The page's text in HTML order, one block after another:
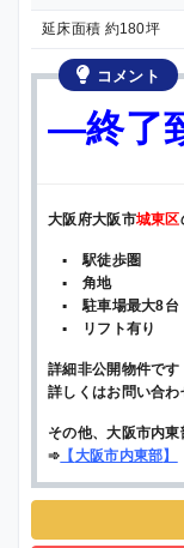
延床面積 約180坪
コメント
—終了
大阪府大阪市城東区
▪ 駅徒歩圏
▪ 角地
▪ 駐車場最大8台
▪ リフト有り
詳細非公開物件です
詳しくはお問い合わ
その他、大阪市内
➾ 【大阪市内東部】